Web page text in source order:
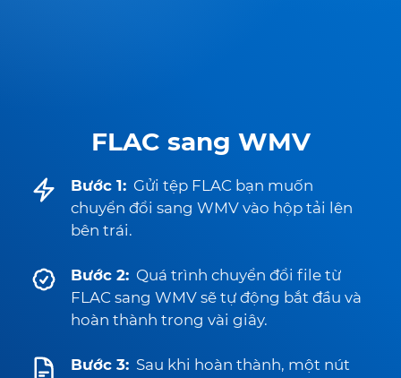
FLAC sang WMV
Bước 1: Gửi tệp FLAC bạn muốn
chuyển đổi sang WMV vào hộp tải lên
bên trái.
Bước 2: Quá trình chuyển đổi file từ
FLAC sang WMV sẽ tự động bắt đầu và
hoàn thành trong vài giây.
Bước 3: Sau khi hoàn thành, một nút